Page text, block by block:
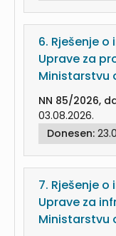
6. Rješenje
Uprave za
Ministarstvu
NN 85/2026,
03.08.2026.
Donesen:
7. Rješenje
Uprave za
Ministarstvu